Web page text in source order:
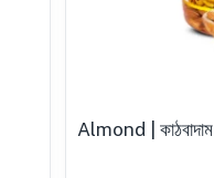
Almond | কাঠবাদাম